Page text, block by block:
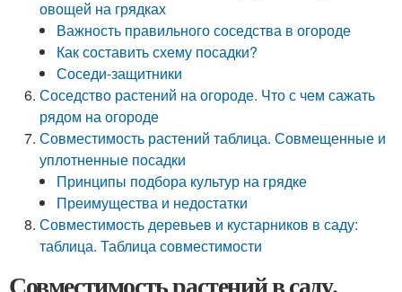
овощей на грядках
Важность правильного соседства в огороде
Как составить схему посадки?
Соседи-защитники
Соседство растений на огороде. Что с чем сажать
рядом на огороде
Совместимость растений таблица. Совмещенные и
уплотненные посадки
Принципы подбора культур на грядке
Преимущества и недостатки
Совместимость деревьев и кустарников в саду:
таблица. Таблица совместимости